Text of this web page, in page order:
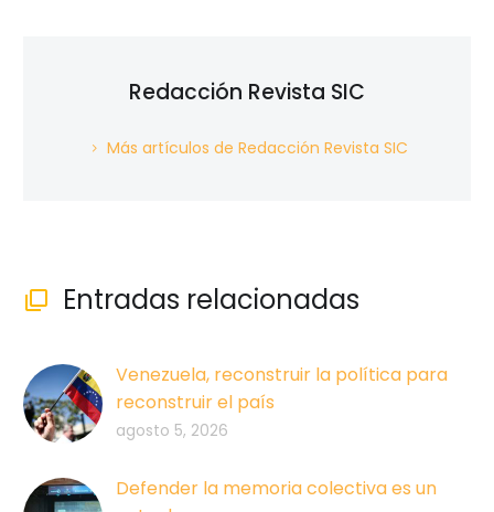
Redacción Revista SIC
Más artículos de Redacción Revista SIC
 Entradas relacionadas
Venezuela, reconstruir la política para
reconstruir el país
agosto 5, 2026
Defender la memoria colectiva es un